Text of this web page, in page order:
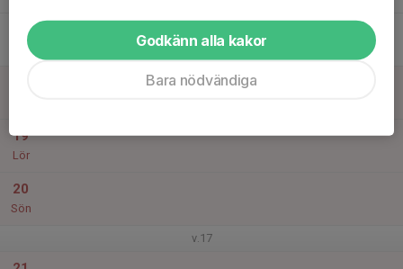
17
Tor
19
Lör
20
Sön
v.17
Godkänn alla kakor
Bara nödvändiga